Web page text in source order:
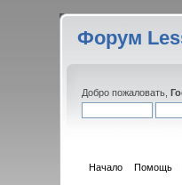
Форум
Добро пожаловать,
Начало Помощь